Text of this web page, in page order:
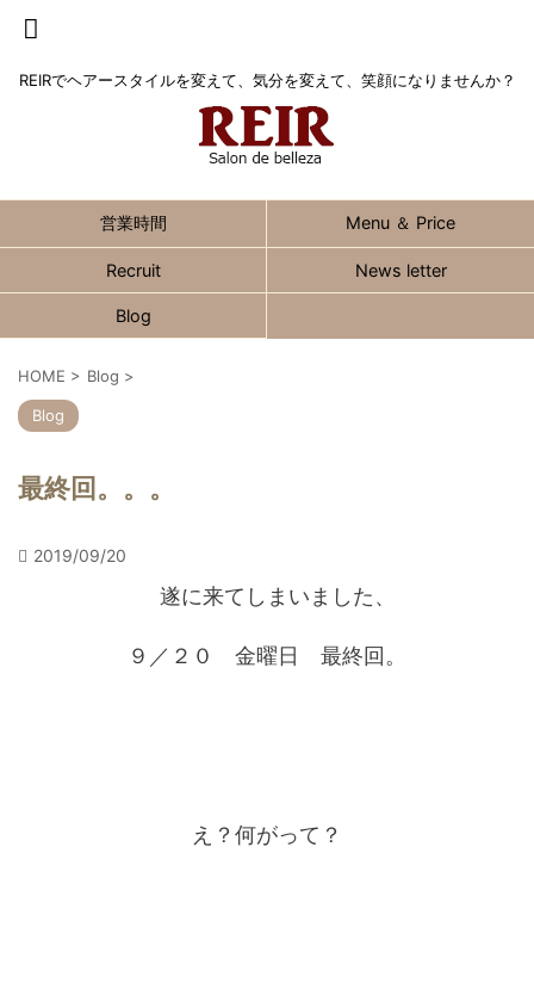
REIRでヘアースタイルを変えて、気分を変えて、笑顔になりませんか？
営業時間 Menu ＆ Price
Recruit News letter
Blog
HOME > Blog >
Blog
最終回。。。
2019/09/20
遂に来てしまいました、
９／２０ 金曜日 最終回。
え？何がって？